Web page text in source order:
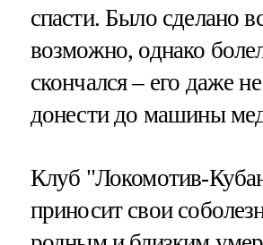
спасти. Было сделано
возможно, однако
скончался – его даже
донести до машины
Клуб "Локомотив-
приносит свои